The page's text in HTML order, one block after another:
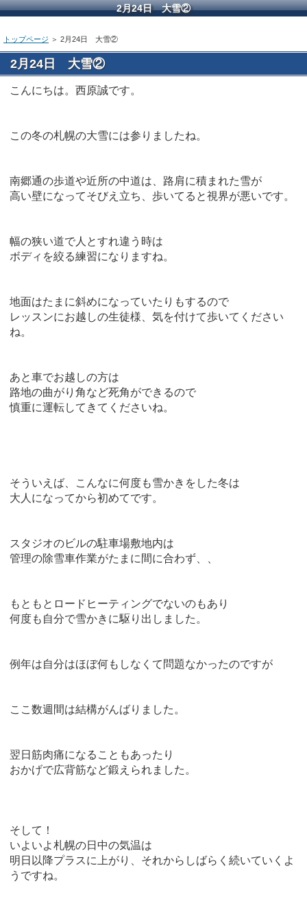
2月24日 大雪②
トップページ ＞ 2月24日 大雪②
2月24日 大雪②
こんにちは。西原誠です。
この冬の札幌の大雪には参りましたね。
南郷通の歩道や近所の中道は、路肩に積まれた雪が
高い壁になってそびえ立ち、歩いてると視界が悪いです。
幅の狭い道で人とすれ違う時は
ボディを絞る練習になりますね。
地面はたまに斜めになっていたりもするので
レッスンにお越しの生徒様、気を付けて歩いてください
ね。
あと車でお越しの方は
路地の曲がり角など死角ができるので
慎重に運転してきてくださいね。
そういえば、こんなに何度も雪かきをした冬は
大人になってから初めてです。
スタジオのビルの駐車場敷地内は
管理の除雪車作業がたまに間に合わず、、
もともとロードヒーティングでないのもあり
何度も自分で雪かきに駆り出しました。
例年は自分はほぼ何もしなくて問題なかったのですが
ここ数週間は結構がんばりました。
翌日筋肉痛になることもあったり
おかげで広背筋など鍛えられました。
そして！
いよいよ札幌の日中の気温は
明日以降プラスに上がり、それからしばらく続いていくよ
うですね。